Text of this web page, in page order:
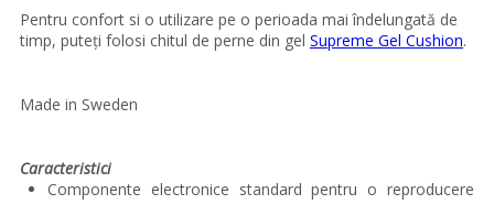
Pentru confort si o utilizare pe o perioada mai îndelungată de
timp, puteți folosi chitul de perne din gel Supreme Gel Cushion.
Made in Sweden
Caracteristici
Componente electronice standard pentru o reproducere